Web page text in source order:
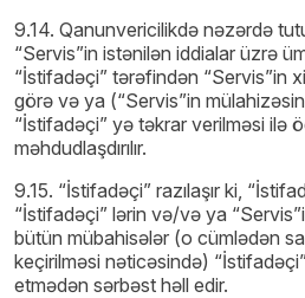
9.14. Qanunvericilikdə nəzərdə
“Servis”in istənilən iddialar üzrə
“İstifadəçi” tərəfindən “Servis”in
görə və ya (“Servis”in
“İstifadəçi” yə təkrar verilməsi ilə
məhdudlaşdırılır.
9.15. “İstifadəçi” razılaşır ki,
“İstifadəçi” lərin və/və ya
bütün mübahisələr (o cümlədən
keçirilməsi nəticəsində)
etmədən sərbəst həll edir.